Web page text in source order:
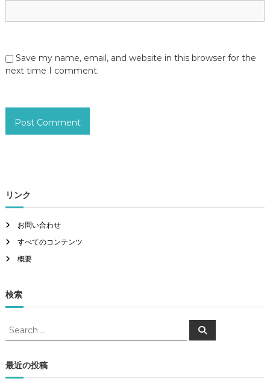
Save my name, email, and website in this browser for the
next time I comment.
リンク
お問い合わせ
すべてのコンテンツ
概要
検索
S
r
c
S
最近の投稿